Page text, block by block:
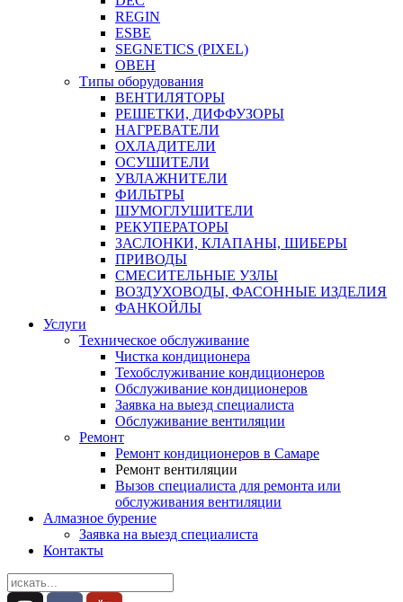
REGIN
ESBE
SEGNETICS (PIXEL)
ОВЕН
Типы оборудования
ВЕНТИЛЯТОРЫ
РЕШЕТКИ, ДИФФУЗОРЫ
НАГРЕВАТЕЛИ
ОХЛАДИТЕЛИ
ОСУШИТЕЛИ
УВЛАЖНИТЕЛИ
ФИЛЬТРЫ
ШУМОГЛУШИТЕЛИ
РЕКУПЕРАТОРЫ
ЗАСЛОНКИ, КЛАПАНЫ, ШИБЕРЫ
ПРИВОДЫ
СМЕСИТЕЛЬНЫЕ УЗЛЫ
ВОЗДУХОВОДЫ, ФАСОННЫЕ ИЗДЕЛИЯ
ФАНКОЙЛЫ
Услуги
Техническое обслуживание
Чистка кондиционера
Техобслуживание кондиционеров
Обслуживание кондиционеров
Заявка на выезд специалиста
Обслуживание вентиляции
Ремонт
Ремонт кондиционеров в Самаре
Ремонт вентиляции
Вызов специалиста для ремонта или
обслуживания вентиляции
Алмазное бурение
Заявка на выезд специалиста
Контакты